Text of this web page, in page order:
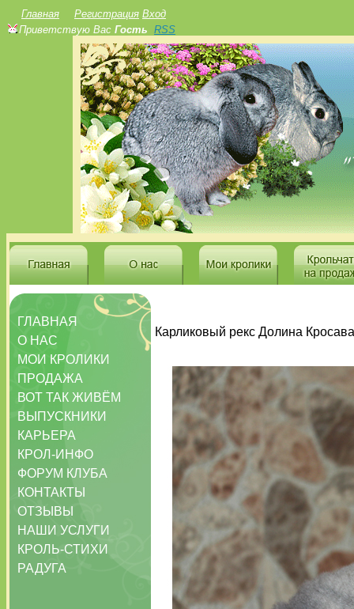
Главная Регистрация Вход
Приветствую Вас Гость RSS
ГЛАВНАЯ
О НАС
МОИ КРОЛИКИ
ПРОДАЖА
ВОТ ТАК ЖИВЁМ
ВЫПУСКНИКИ
КАРЬЕРА
КРОЛ-ИНФО
ФОРУМ КЛУБА
КОНТАКТЫ
ОТЗЫВЫ
НАШИ УСЛУГИ
КРОЛЬ-СТИХИ
РАДУГА
Карликовый рекс Долина